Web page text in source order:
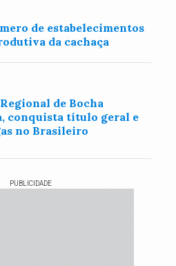
de estabelecimentos
da cachaça
de Bocha
conquista título geral e
no Brasileiro
PUBLICIDADE